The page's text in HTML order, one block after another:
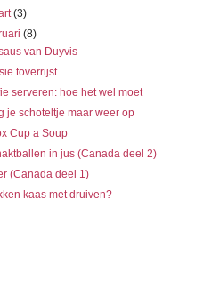
(3)
(8)
van Duyvis
toverrijst
serveren: hoe het wel moet
je schoteltje maar weer op
Cup a Soup
in jus (Canada deel 2)
(Canada deel 1)
kaas met druiven?